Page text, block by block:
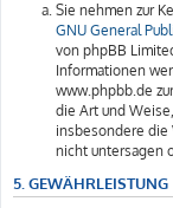
Sie nehmen zur
GNU General
von phpBB
Informationen
www.phpbb.de
die Art und
insbesondere die
nicht untersagen
5. GEWÄHRLEISTUNG